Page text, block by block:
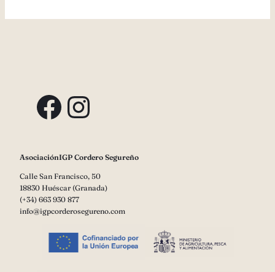
Facebook Instagram
AsociaciónIGP Cordero Segureño
Calle San Francisco, 50
18830 Huéscar (Granada)
(+34) 663 930 877
info@igpcorderosegureno.com